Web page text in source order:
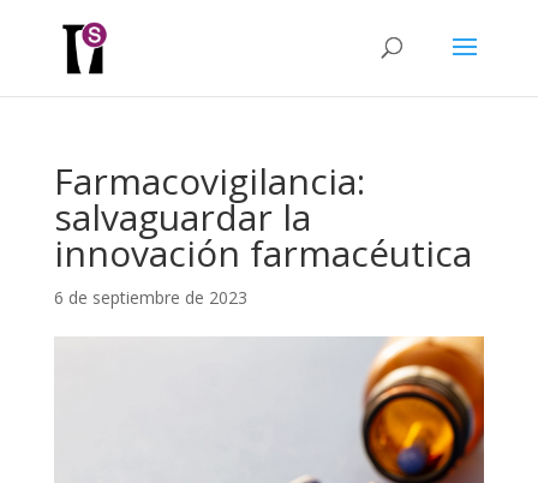
Farmacovigilancia:
salvaguardar la
innovación farmacéutica
6 de septiembre de 2023